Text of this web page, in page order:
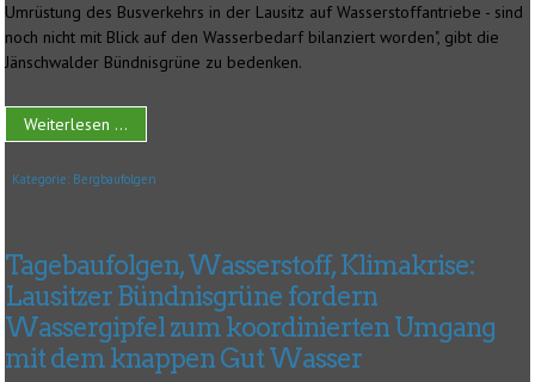
Umrüstung des Busverkehrs in der Lausitz auf Wasserstoffantriebe - sind
noch nicht mit Blick auf den Wasserbedarf bilanziert worden", gibt die
Jänschwalder Bündnisgrüne zu bedenken.
Weiterlesen ...
Kategorie: Bergbaufolgen
Tagebaufolgen, Wasserstoff, Klimakrise:
Lausitzer Bündnisgrüne fordern
Wassergipfel zum koordinierten Umgang
mit dem knappen Gut Wasser